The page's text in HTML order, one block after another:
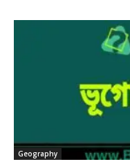
Geography